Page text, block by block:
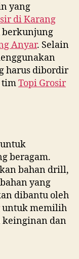
yang
diKarang
Anyar. Selain
harus dibordir
timTopi Grosir
beragam.
bahan drill,
yang
dibantu oleh
untuk memilih
keinginan dan